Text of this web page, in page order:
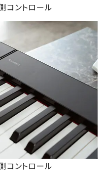
コントロール
コントロール